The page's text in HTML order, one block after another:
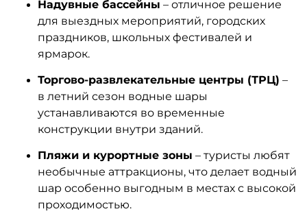
Надувные бассейны – отличное решение
для выездных мероприятий, городских
праздников, школьных фестивалей и
ярмарок.
Торгово-развлекательные центры (ТРЦ) –
в летний сезон водные шары
устанавливаются во временные
конструкции внутри зданий.
Пляжи и курортные зоны – туристы любят
необычные аттракционы, что делает водный
шар особенно выгодным в местах с высокой
проходимостью.